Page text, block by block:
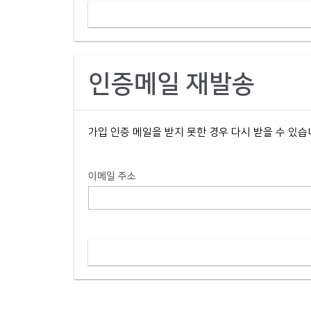
인증메일 재발송
가입 인증 메일을 받지 못한 경우 다시 받을 수 있습
이메일 주소